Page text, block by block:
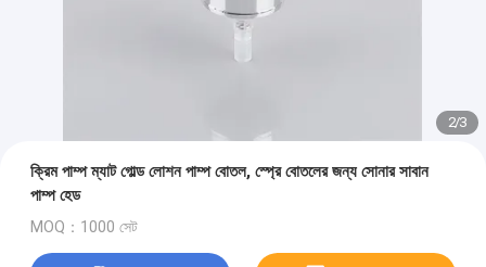
2/3
ক্রিম পাম্প ম্যাট গোল্ড লোশন পাম্প বোতল, স্প্রে বোতলের জন্য সোনার সাবান
পাম্প হেড
MOQ：1000 সেট